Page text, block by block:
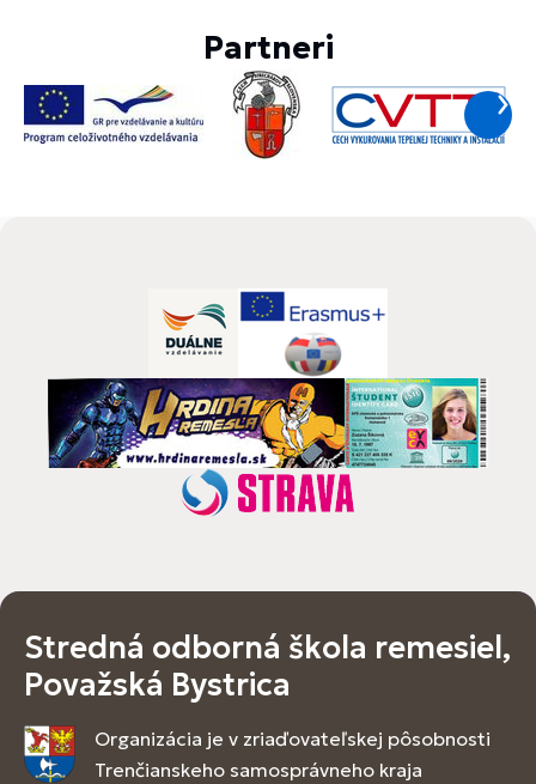
Partneri
Stredná odborná škola remesiel,
Považská Bystrica
Organizácia je v zriaďovateľskej pôsobnosti
Trenčianskeho samosprávneho kraja